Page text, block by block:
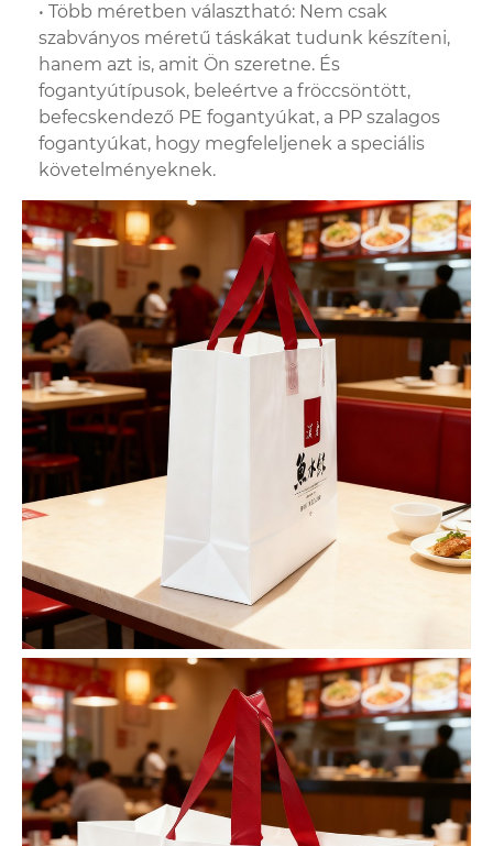
• Több méretben választható: Nem csak
szabványos méretű táskákat tudunk készíteni,
hanem azt is, amit Ön szeretne. És
fogantyútípusok, beleértve a fröccsöntött,
befecskendező PE fogantyúkat, a PP szalagos
fogantyúkat, hogy megfeleljenek a speciális
követelményeknek.